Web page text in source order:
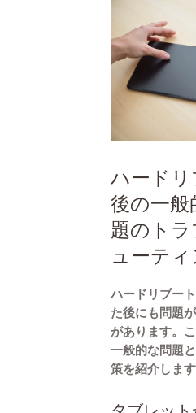
ハードリ
後の一般
題のト
ューテ
ハードリブー
た後にも問題
があります。こ
一般的な問題
策を紹介します